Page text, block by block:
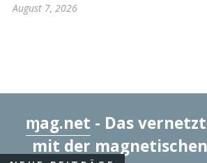
August 7, 2026
ɱag.net - Das
mit der